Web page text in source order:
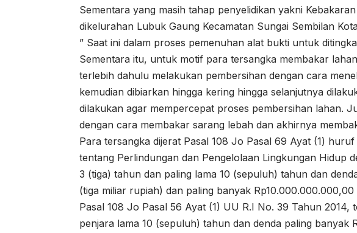
Sementara yang masih tahap penyelidikan yakni
dikelurahan Lubuk Gaung Kecamatan Sungai Sembilan
” Saat ini dalam proses pemenuhan alat bukti untuk
Sementara itu, untuk motif para tersangka membakar
terlebih dahulu melakukan pembersihan dengan cara
kemudian dibiarkan hingga kering hingga selanjutnya
dilakukan agar mempercepat proses pembersihan lahan.
dengan cara membakar sarang lebah dan akhirnya
Para tersangka dijerat Pasal 108 Jo Pasal 69 Ayat (1)
tentang Perlindungan dan Pengelolaan Lingkungan Hidup
3 (tiga) tahun dan paling lama 10 (sepuluh) tahun dan
(tiga miliar rupiah) dan paling banyak
Pasal 108 Jo Pasal 56 Ayat (1) UU R.I No. 39 Tahun 2014,
penjara lama 10 (sepuluh) tahun dan denda paling banyak